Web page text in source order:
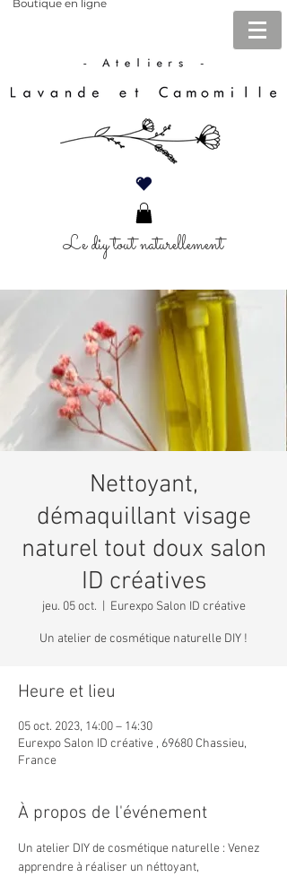
Boutique en ligne
Le diy tout naturellement
Nettoyant,
démaquillant visage
naturel tout doux salon
ID créatives
jeu. 05 oct. Eurexpo Salon ID créative
Un atelier de cosmétique naturelle DIY !
Heure et lieu
05 oct. 2023, 14:00 – 14:30
Eurexpo Salon ID créative , 69680 Chassieu,
France
À propos de l'événement
Un atelier DIY de cosmétique naturelle : Venez
apprendre à réaliser un néttoyant,